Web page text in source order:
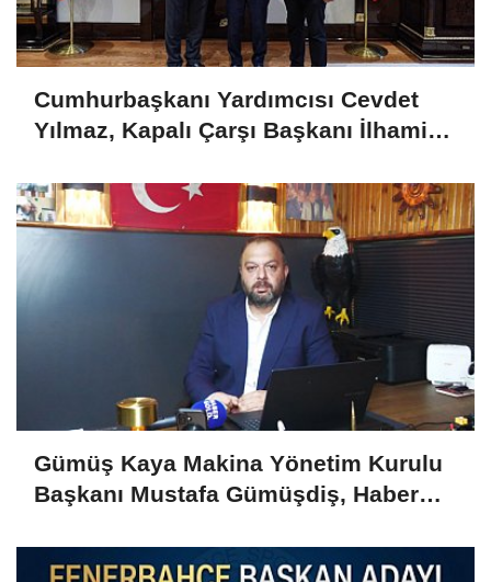
Cumhurbaşkanı Yardımcısı Cevdet
Yılmaz, Kapalı Çarşı Başkanı İlhami
Gümüş Kaya Makina Yönetim Kurulu
Başkanı Mustafa Gümüşdiş, Haber